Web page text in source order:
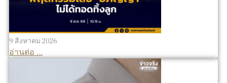
9 สิงหาคม 2026
อ่านต่อ ...